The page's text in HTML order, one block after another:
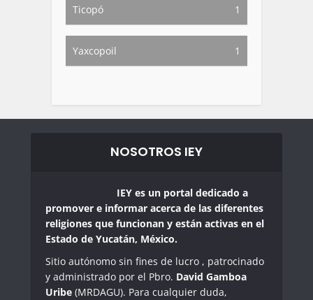
Ticopó 1
Yaxcopoil 1
NOSOTROS IEY
IEY es un portal dedicado a
promover e informar acerca de las diferentes
religiones que funcionan y están activas en el
Estado de Yucatán, México.
Sitio autónomo sin fines de lucro , patrocinado
y administrado por el Pbro. David Gamboa
Uribe (MRDAGU). Para cualquier duda,